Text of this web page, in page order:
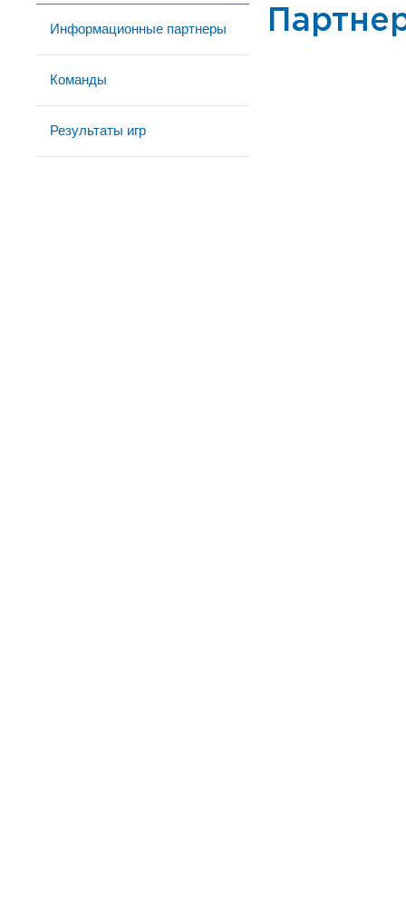
Информационные партнеры
Команды
Результаты игр